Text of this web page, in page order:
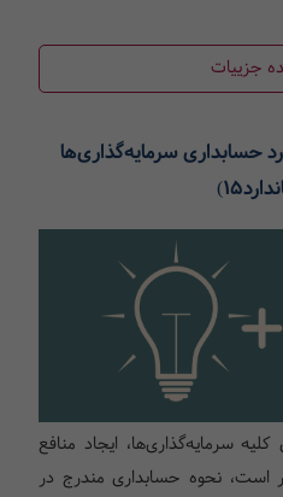
جزییات
حسابداری سرمایه‌گذاری‌ها
سرمایه‌گذاری‌ها، ایجاد منافع
است، نحوه حسابداری مندرج در